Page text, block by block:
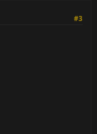
#3